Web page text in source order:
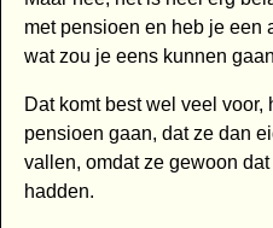
met pensioen en heb je een
wat zou je eens kunnen
Dat komt best wel veel voor,
pensioen gaan, dat ze dan
vallen, omdat ze gewoon
hadden.